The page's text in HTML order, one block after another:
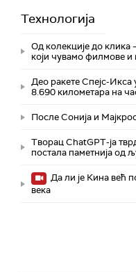
Технологијa
Од колекције до клика
који чувамо филмове и
Део ракете Спејс-
8.690 километара на
После Сонија и
Творац ChatGPT-ја
постала паметнија од
Да ли је Кина већ
века